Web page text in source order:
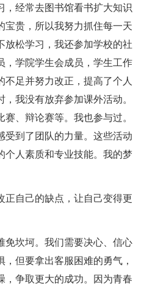
，经常去图书馆看书扩大知识
宝贵，所以我努力抓住每一天
放松学习，我还参加学校的社
，学院学生会成员，学生工作
不足并努力改正，提高了个人
我没有放弃参加课外活动。
、辩论赛等。我也参与过。
受到了团队的力量。这些活动
个人素质和专业技能。我的梦
正自己的缺点，让自己变得更
免坎坷。我们需要决心、信心
但要拿出客服困难的勇气，
，争取更大的成功。因为青春